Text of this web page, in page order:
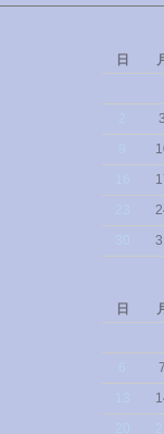
日
3
日
7